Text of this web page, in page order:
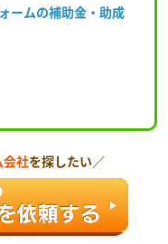
ームの補助金・助成
会社を探したい／